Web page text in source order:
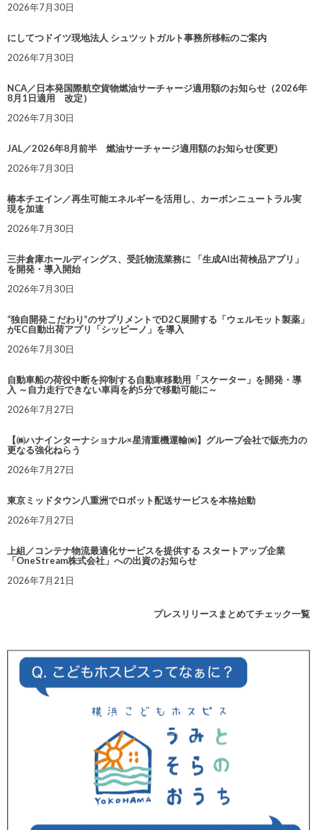
2026年7月30日
にしてつドイツ現地法人 シュツットガルト事務所移転のご案内
2026年7月30日
NCA／日本発国際航空貨物燃油サーチャージ適用額のお知らせ（2026年
8月1日適用 改定）
2026年7月30日
JAL／2026年8月前半 燃油サーチャージ適用額のお知らせ(変更)
2026年7月30日
椿本チエイン／再生可能エネルギーを活用し、カーボンニュートラル実
現を加速
2026年7月30日
三井倉庫ホールディングス、受託物流業務に 「生成AI出荷検品アプリ」
を開発・導入開始
2026年7月30日
“独自開発こだわり”のサプリメントでD2C展開する「ウェルモット製薬」
がEC自動出荷アプリ「シッピーノ」を導入
2026年7月30日
自動車船の荷役中断を抑制する自動車移動用「スケーター」を開発・導
入 ～自力走行できない車両を約5分で移動可能に～
2026年7月27日
【㈱ハナインターナショナル×星清重機運輸㈱】グループ会社で販売力の
更なる強化ねらう
2026年7月27日
東京ミッドタウン八重洲でロボット配送サービスを本格始動
2026年7月27日
上組／コンテナ物流最適化サービスを提供する スタートアップ企業
「OneStream株式会社」への出資のお知らせ
2026年7月21日
プレスリリースまとめてチェック一覧